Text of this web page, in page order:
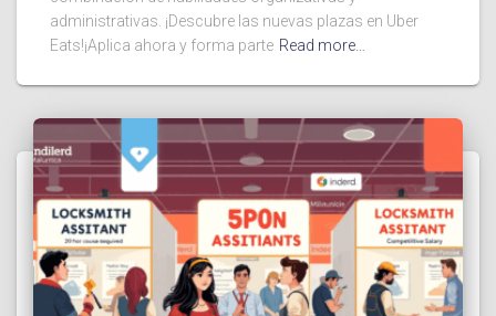
administrativas. ¡Descubre las nuevas plazas en Uber
Eats!¡Aplica ahora y forma parte Read more…